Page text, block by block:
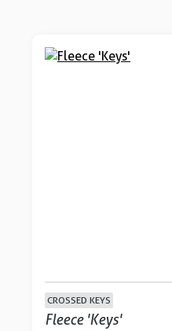
CROSSED KEYS
Fleece 'Keys'